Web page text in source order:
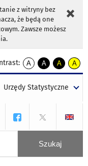
z witryny bez
że będą one
Zawsze możesz
A
kontrast
A
kontrast
tekst
czarnym
A
kontrast
tekst
czarnym
A
tekst
żółtym
Urzędy Statystyczne